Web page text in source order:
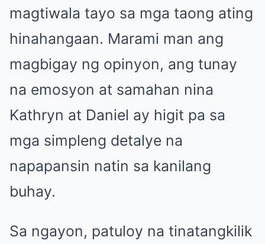
magtiwala tayo sa mga taong ating
hinahangaan. Marami man ang
magbigay ng opinyon, ang tunay
na emosyon at samahan nina
Kathryn at Daniel ay higit pa sa
mga simpleng detalye na
napapansin natin sa kanilang
buhay.
Sa ngayon, patuloy na tinatangkilik